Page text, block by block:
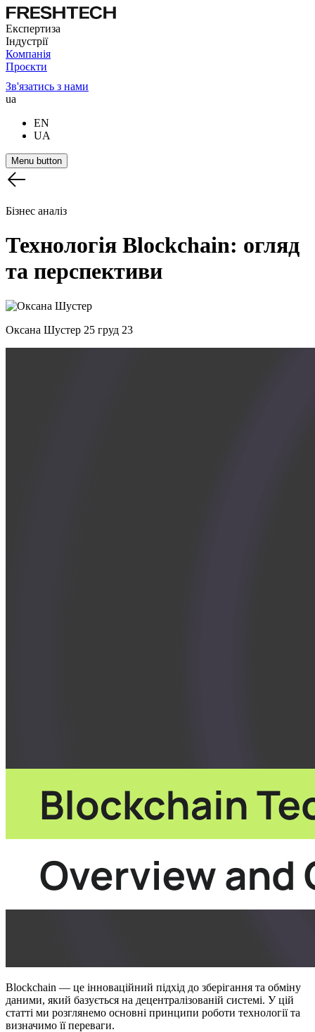
Експертиза
Індустрії
Компанія
Проєкти
Зв'язатись з нами
ua
EN
UA
Menu button
Бізнес аналіз
Технологія Blockchain: огляд
та перспективи
Оксана Шустер 25 груд 23
Blockchain — це інноваційний підхід до зберігання та обміну
даними, який базується на децентралізованій системі. У цій
статті ми розглянемо основні принципи роботи технології та
визначимо її переваги.